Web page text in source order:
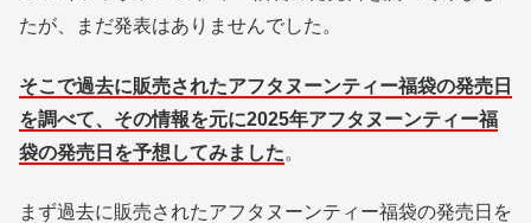
たが、まだ発表はありませんでした。
そこで過去に販売されたアフタヌーンティー福袋の発売日
を調べて、その情報を元に2025年アフタヌーンティー福
袋の発売日を予想してみました。
まず過去に販売されたアフタヌーンティー福袋の発売日を